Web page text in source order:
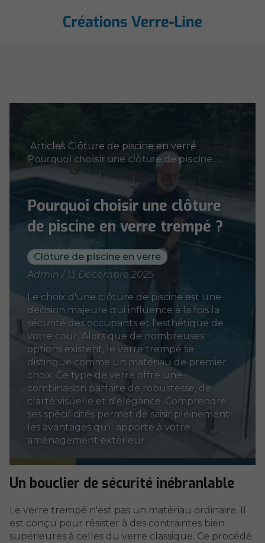
Articles Clôture de piscine en verre
Pourquoi choisir une clôture de piscine en verre trempé ?
Pourquoi choisir une clôture
de piscine en verre trempé ?
Clôture de piscine en verre
Admin / 13 Décembre 2025
Le choix d'une clôture de piscine est une
décision majeure qui influence à la fois la
sécurité des occupants et l'esthétique de
votre cour. Alors que de nombreuses
options existent, le verre trempé se
distingue comme un matériau de premier
choix. Ce type de verre offre une
combinaison parfaite de robustesse, de
clarté visuelle et d’élégance. Comprendre
ses spécificités permet de saisir pleinement
les avantages qu'il apporte à votre
aménagement extérieur.
Un bouclier de sécurité inébranlable
Le verre trempé n'est pas un matériau ordinaire. Il
est conçu pour résister à des contraintes bien
supérieures à celles du verre classique. Ce procédé